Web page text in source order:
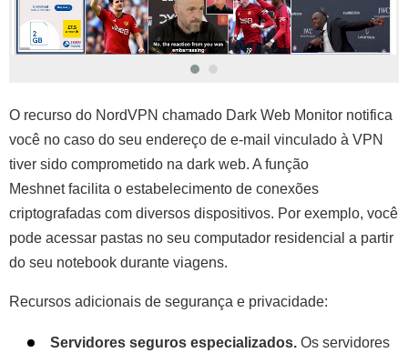
O recurso do NordVPN chamado Dark Web Monitor notifica
você no caso do seu endereço de e-mail vinculado à VPN
tiver sido comprometido na dark web. A função
Meshnet facilita o estabelecimento de conexões
criptografadas com diversos dispositivos. Por exemplo, você
pode acessar pastas no seu computador residencial a partir
do seu notebook durante viagens.
Recursos adicionais de segurança e privacidade:
Servidores seguros especializados. Os servidores